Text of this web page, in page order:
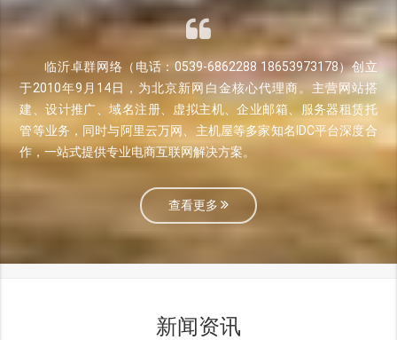
临沂卓群网络（电话：0539-6862288 18653973178）创立
于2010年9月14日，为北京新网白金核心代理商。主营网站搭
建、设计推广、域名注册、虚拟主机、企业邮箱、服务器租赁托
管等业务，同时与阿里云万网、主机屋等多家知名IDC平台深度合
作，一站式提供专业电商互联网解决方案。
查看更多
新闻资讯